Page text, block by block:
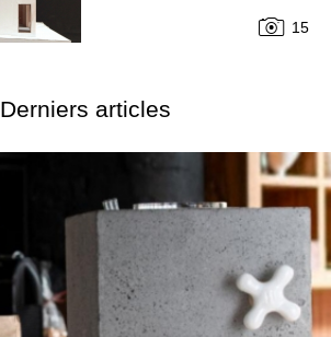
15
Derniers articles